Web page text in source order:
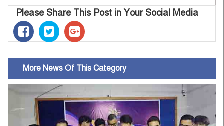
Please Share This Post in Your Social Media
More News Of This Category